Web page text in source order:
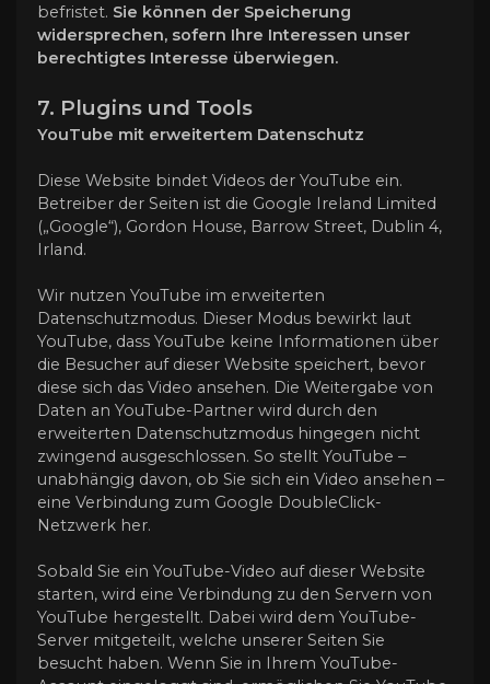
befristet. Sie können der Speicherung
widersprechen, sofern Ihre Interessen unser
berechtigtes Interesse überwiegen.
7. Plugins und Tools
YouTube mit erweitertem Datenschutz
Diese Website bindet Videos der YouTube ein.
Betreiber der Seiten ist die Google Ireland Limited
(„Google“), Gordon House, Barrow Street, Dublin 4,
Irland.
Wir nutzen YouTube im erweiterten
Datenschutzmodus. Dieser Modus bewirkt laut
YouTube, dass YouTube keine Informationen über
die Besucher auf dieser Website speichert, bevor
diese sich das Video ansehen. Die Weitergabe von
Daten an YouTube-Partner wird durch den
erweiterten Datenschutzmodus hingegen nicht
zwingend ausgeschlossen. So stellt YouTube –
unabhängig davon, ob Sie sich ein Video ansehen –
eine Verbindung zum Google DoubleClick-
Netzwerk her.
Sobald Sie ein YouTube-Video auf dieser Website
starten, wird eine Verbindung zu den Servern von
YouTube hergestellt. Dabei wird dem YouTube-
Server mitgeteilt, welche unserer Seiten Sie
besucht haben. Wenn Sie in Ihrem YouTube-